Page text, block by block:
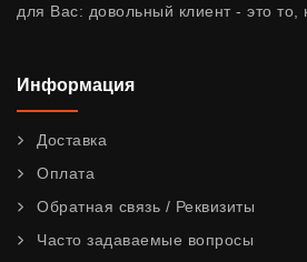
для Вас: довольный клиент - это
Информация
Доставка
Оплата
Обратная связь / Реквизиты
Часто задаваемые вопросы